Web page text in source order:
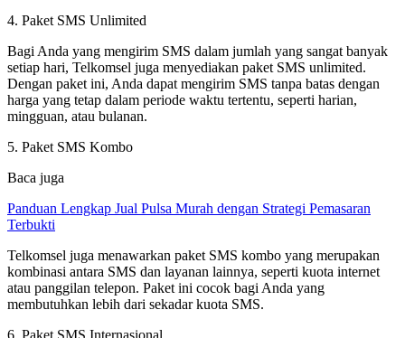
4. Paket SMS Unlimited
Bagi Anda yang mengirim SMS dalam jumlah yang sangat banyak
setiap hari, Telkomsel juga menyediakan paket SMS unlimited.
Dengan paket ini, Anda dapat mengirim SMS tanpa batas dengan
harga yang tetap dalam periode waktu tertentu, seperti harian,
mingguan, atau bulanan.
5. Paket SMS Kombo
Baca juga
Panduan Lengkap Jual Pulsa Murah dengan Strategi Pemasaran
Terbukti
Telkomsel juga menawarkan paket SMS kombo yang merupakan
kombinasi antara SMS dan layanan lainnya, seperti kuota internet
atau panggilan telepon. Paket ini cocok bagi Anda yang
membutuhkan lebih dari sekadar kuota SMS.
6. Paket SMS Internasional